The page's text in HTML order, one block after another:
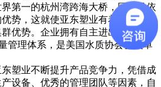
第一的杭州湾跨海大桥，同时又依
势，这就使亚东塑业有着得天独厚
优势。企业拥有自主进出口经营
管理体系，是美国水质协会会员单
业不断提升产品竞争力，凭借成
设备、优秀的管理团队等因素，自